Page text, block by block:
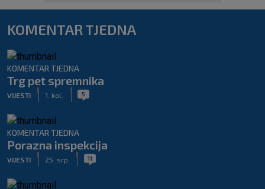
KOMENTAR TJEDNA
KOMENTAR TJEDNA
Trg pet spremnika
VIJESTI 1. kol. 5
KOMENTAR TJEDNA
Porazna inspekcija
VIJESTI 25. srp. 11